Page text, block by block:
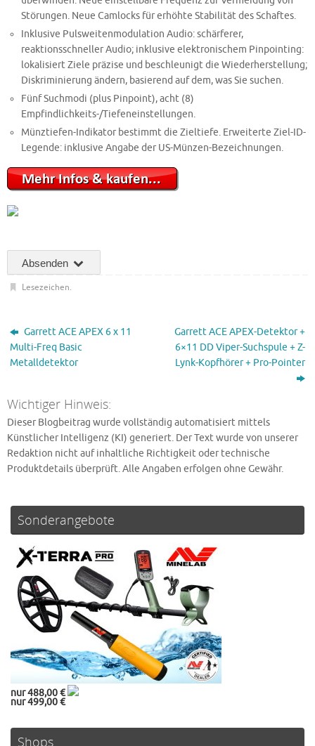
Störungen. Neue Camlocks für erhöhte Stabilität des Schaftes.
Inklusive Pulsweitenmodulation Audio: schärferer,
reaktionsschneller Audio; inklusive elektronischem Pinpointing:
lokalisiert Ziele präzise und beschleunigt die Wiederherstellung;
Diskriminierung ändern, basierend auf dem, was Sie suchen.
Fünf Suchmodi (plus Pinpoint), acht (8)
Empfindlichkeits-/Tiefeneinstellungen.
Münztiefen-Indikator bestimmt die Zieltiefe. Erweiterte Ziel-ID-
Legende: inklusive Angabe der US-Münzen-Bezeichnungen.
Absenden
Lesezeichen.
Garrett ACE APEX 6 x 11
Multi-Freq Basic
Metalldetektor
Garrett ACE APEX-Detektor +
6×11 DD Viper-Suchspule + Z-
Lynk-Kopfhörer + Pro-Pointer
Wichtiger Hinweis:
Dieser Blogbeitrag wurde vollständig automatisiert mittels
Künstlicher Intelligenz (KI) generiert. Der Text wurde von unserer
Redaktion nicht auf inhaltliche Richtigkeit oder technische
Produktdetails überprüft. Alle Angaben erfolgen ohne Gewähr.
Sonderangebote
nur 488,00 €
nur 499,00 €
Shops